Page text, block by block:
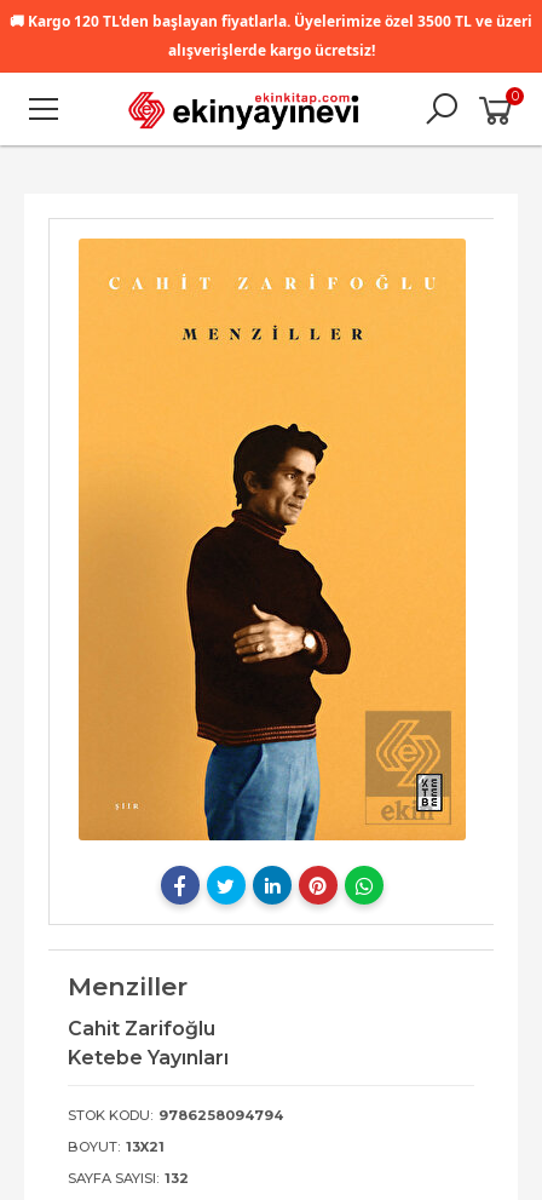
🚚 Kargo 120 TL'den başlayan fiyatlarla. Üyelerimize özel 3500 TL ve üzeri
alışverişlerde kargo ücretsiz!
0
Menziller
Cahit Zarifoğlu
Ketebe Yayınları
STOK KODU: 9786258094794
BOYUT: 13X21
SAYFA SAYISI: 132